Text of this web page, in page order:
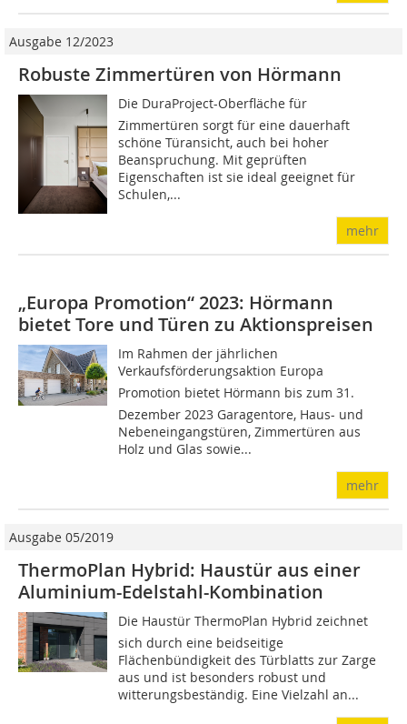
Ausgabe 12/2023
Robuste Zimmertüren von Hörmann
Die DuraProject-Oberfläche für
Zimmertüren sorgt für eine dauerhaft
schöne Türansicht, auch bei hoher
Beanspruchung. Mit geprüften
Eigenschaften ist sie ideal geeignet für
Schulen,...
mehr
„Europa Promotion“ 2023: Hörmann
bietet Tore und Türen zu Aktionspreisen
Im Rahmen der jährlichen
Verkaufsförderungsaktion Europa
Promotion bietet Hörmann bis zum 31.
Dezember 2023 Garagentore, Haus- und
Nebeneingangstüren, Zimmertüren aus
Holz und Glas sowie...
mehr
Ausgabe 05/2019
ThermoPlan Hybrid: Haustür aus einer
Aluminium-Edelstahl-Kombination
Die Haustür ThermoPlan Hybrid zeichnet
sich durch eine beidseitige
Flächenbündigkeit des Türblatts zur Zarge
aus und ist besonders robust und
witterungsbeständig. Eine Vielzahl an...